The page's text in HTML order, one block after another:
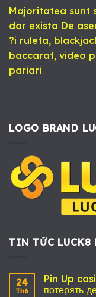
Majoritatea sunt
dar exista De
?i ruleta,
baccarat, video
pariari
LOGO BRAND
TIN TỨC LUCK8
24
Th6
Pin Up
потерять